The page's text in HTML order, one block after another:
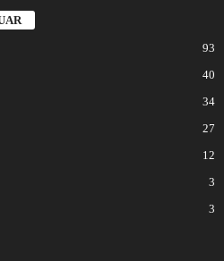
93
40
34
27
12
3
3